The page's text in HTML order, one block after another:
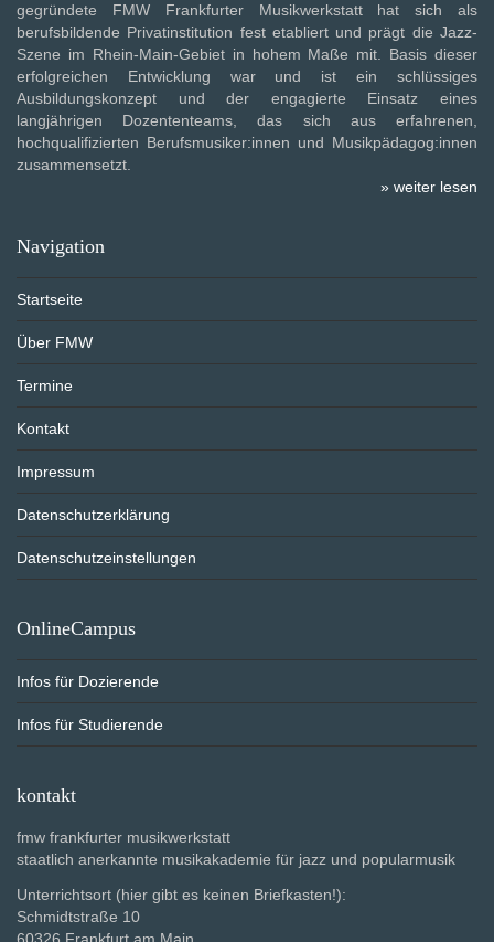
gegründete FMW Frankfurter Musikwerkstatt hat sich als
berufsbildende Privatinstitution fest etabliert und prägt die Jazz-
Szene im Rhein-Main-Gebiet in hohem Maße mit. Basis dieser
erfolgreichen Entwicklung war und ist ein schlüssiges
Ausbildungskonzept und der engagierte Einsatz eines
langjährigen Dozententeams, das sich aus erfahrenen,
hochqualifizierten Berufsmusiker:innen und Musikpädagog:innen
zusammensetzt.
» weiter lesen
Navigation
Startseite
Über FMW
Termine
Kontakt
Impressum
Datenschutzerklärung
Datenschutzeinstellungen
OnlineCampus
Infos für Dozierende
Infos für Studierende
kontakt
fmw frankfurter musikwerkstatt
staatlich anerkannte musikakademie für jazz und popularmusik
Unterrichtsort (hier gibt es keinen Briefkasten!):
Schmidtstraße 10